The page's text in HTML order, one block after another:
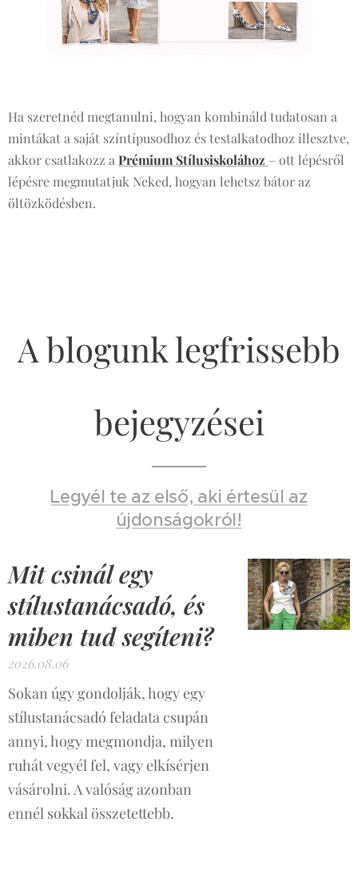
Ha szeretnéd megtanulni, hogyan kombináld tudatosan a
mintákat a saját színtípusodhoz és testalkatodhoz illesztve,
akkor csatlakozz a Prémium Stílusiskolához – ott lépésről
lépésre megmutatjuk Neked, hogyan lehetsz bátor az
öltözködésben. 💛✨
A blogunk legfrissebb
bejegyzései
Legyél te az első, aki értesül az
újdonságokról!
Mit csinál egy
stílustanácsadó, és
miben tud segíteni?
2026.08.06
Sokan úgy gondolják, hogy egy
stílustanácsadó feladata csupán
annyi, hogy megmondja, milyen
ruhát vegyél fel, vagy elkísérjen
vásárolni. A valóság azonban
ennél sokkal összetettebb.